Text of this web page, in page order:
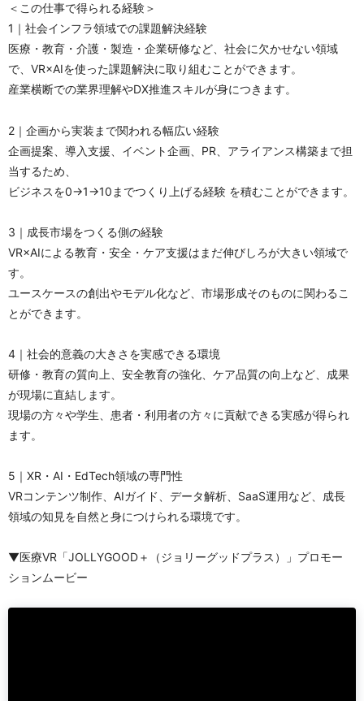
＜この仕事で得られる経験＞
1｜社会インフラ領域での課題解決経験
医療・教育・介護・製造・企業研修など、社会に欠かせない領域
で、VR×AIを使った課題解決に取り組むことができます。
産業横断での業界理解やDX推進スキルが身につきます。
2｜企画から実装まで関われる幅広い経験
企画提案、導入支援、イベント企画、PR、アライアンス構築まで担
当するため、
ビジネスを0→1→10までつくり上げる経験 を積むことができます。
3｜成長市場をつくる側の経験
VR×AIによる教育・安全・ケア支援はまだ伸びしろが大きい領域で
す。
ユースケースの創出やモデル化など、市場形成そのものに関わるこ
とができます。
4｜社会的意義の大きさを実感できる環境
研修・教育の質向上、安全教育の強化、ケア品質の向上など、成果
が現場に直結します。
現場の方々や学生、患者・利用者の方々に貢献できる実感が得られ
ます。
5｜XR・AI・EdTech領域の専門性
VRコンテンツ制作、AIガイド、データ解析、SaaS運用など、成長
領域の知見を自然と身につけられる環境です。
▼医療VR「JOLLYGOOD＋（ジョリーグッドプラス）」プロモー
ションムービー